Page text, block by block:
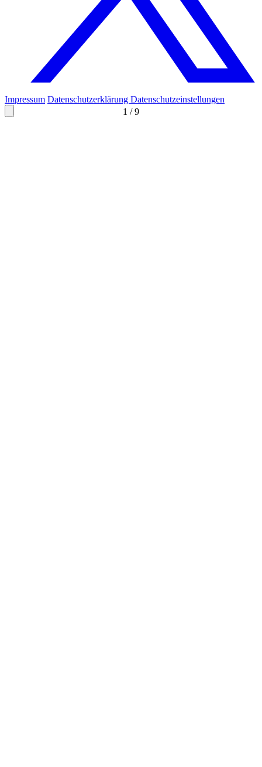
1 /9
Impressum Datenschutzerklärung Datenschutzeinstellungen